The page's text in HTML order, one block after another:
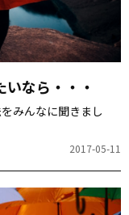
なら・・・
みんなに聞きまし
2017-05-11